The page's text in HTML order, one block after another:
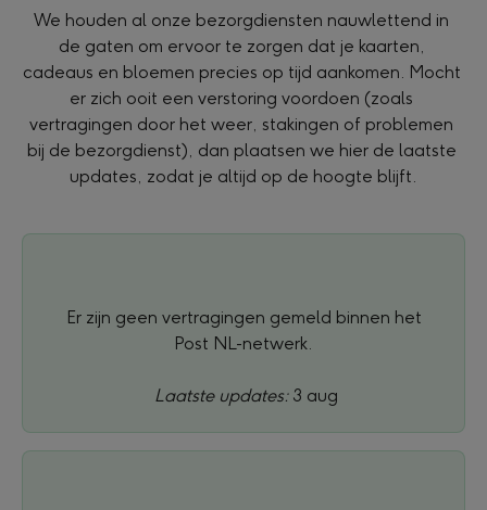
We houden al onze bezorgdiensten nauwlettend in
de gaten om ervoor te zorgen dat je kaarten,
cadeaus en bloemen precies op tijd aankomen. Mocht
er zich ooit een verstoring voordoen (zoals
vertragingen door het weer, stakingen of problemen
bij de bezorgdienst), dan plaatsen we hier de laatste
updates, zodat je altijd op de hoogte blijft.
Post NL-netwerk.
Laatste updates: 3 aug